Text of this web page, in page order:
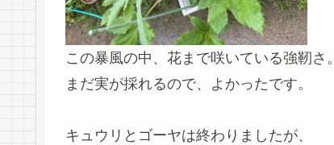
この暴風の中、花まで咲いている強靭さ。
まだ実が採れるので、よかったです。
キュウリとゴーヤは終わりましたが、